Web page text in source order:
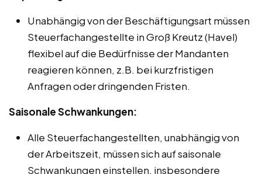
Unabhängig von der Beschäftigungsart müssen
Steuerfachangestellte in Groß Kreutz (Havel)
flexibel auf die Bedürfnisse der Mandanten
reagieren können, z.B. bei kurzfristigen
Anfragen oder dringenden Fristen.
Saisonale Schwankungen:
Alle Steuerfachangestellten, unabhängig von
der Arbeitszeit, müssen sich auf saisonale
Schwankungen einstellen, insbesondere